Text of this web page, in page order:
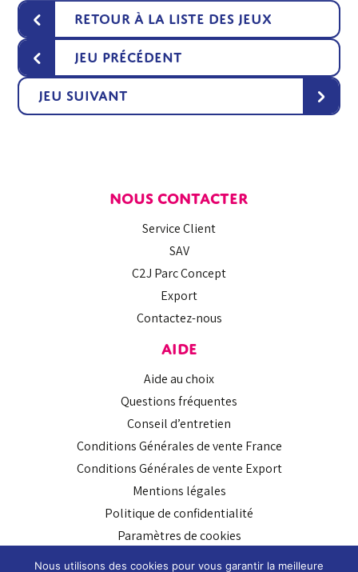
‹ Retour à la liste des jeux
‹ Jeu précédent
Jeu suivant ›
NOUS CONTACTER
Service Client
SAV
C2J Parc Concept
Export
Contactez-nous
AIDE
Aide au choix
Questions fréquentes
Conseil d’entretien
Conditions Générales de vente France
Conditions Générales de vente Export
Mentions légales
Politique de confidentialité
Paramètres de cookies
SUIVEZ-NOUS
Nous utilisons des cookies pour vous garantir la meilleure